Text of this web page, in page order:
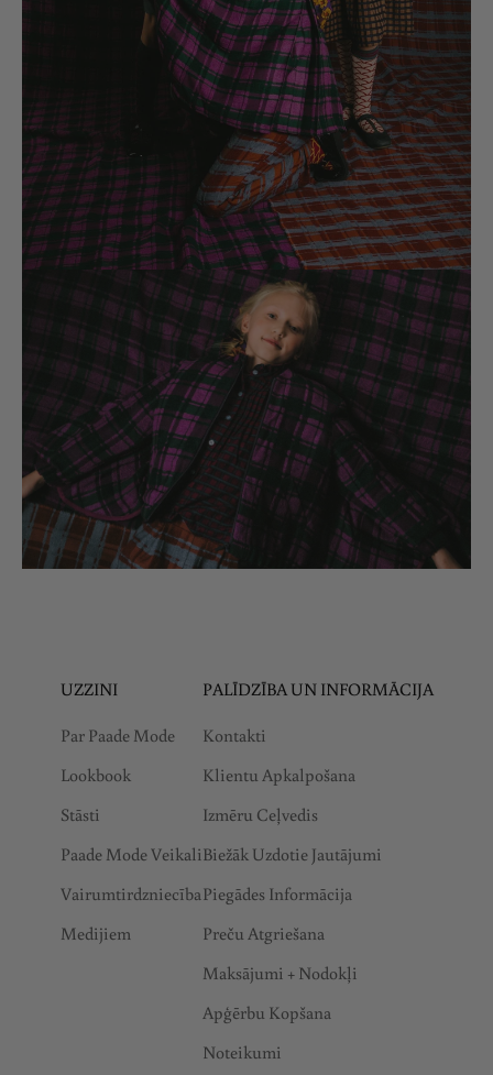
UZZINI
Par Paade Mode
Lookbook
Stāsti
Paade Mode Veikali
Vairumtirdzniecība
Medijiem
PALĪDZĪBA UN INFORMĀCIJA
Kontakti
Klientu Apkalpošana
Izmēru Ceļvedis
Biežāk Uzdotie Jautājumi
Piegādes Informācija
Preču Atgriešana
Maksājumi + Nodokļi
Apģērbu Kopšana
Noteikumi